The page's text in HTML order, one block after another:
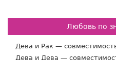
Любовь по
Дева и Рак —
Дева и Дева —